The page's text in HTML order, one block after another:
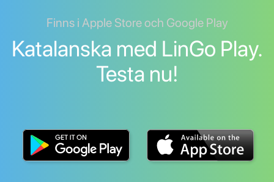
Finns i Apple Store och Google Play
Katalanska med LinGo Play.
Testa nu!